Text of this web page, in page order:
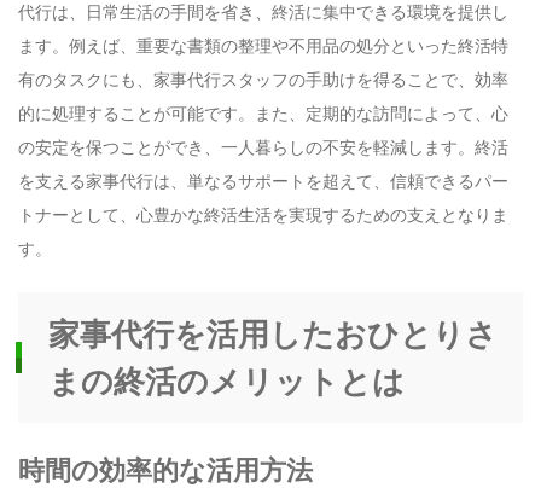
代行は、日常生活の手間を省き、終活に集中できる環境を提供し
ます。例えば、重要な書類の整理や不用品の処分といった終活特
有のタスクにも、家事代行スタッフの手助けを得ることで、効率
的に処理することが可能です。また、定期的な訪問によって、心
の安定を保つことができ、一人暮らしの不安を軽減します。終活
を支える家事代行は、単なるサポートを超えて、信頼できるパー
トナーとして、心豊かな終活生活を実現するための支えとなりま
す。
家事代行を活用したおひとりさ
まの終活のメリットとは
時間の効率的な活用方法